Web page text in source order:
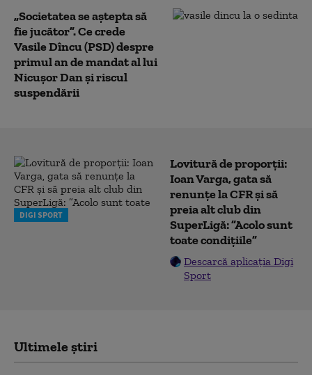
„Societatea se aștepta să
fie jucător”. Ce crede
Vasile Dîncu (PSD) despre
primul an de mandat al lui
Nicușor Dan și riscul
suspendării
DIGI SPORT
Lovitură de proporții:
Ioan Varga, gata să
renunțe la CFR și să
preia alt club din
SuperLigă: ”Acolo sunt
toate condițiile”
Descarcă aplicația Digi
Sport
Ultimele știri